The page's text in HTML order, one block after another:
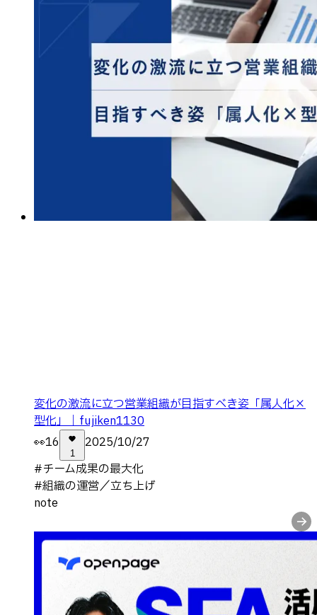
変化の激流に立つ営業組織が目指すべき姿「属人化×
型化」｜fujiken1130
👀16
1
2025/10/27
#チーム成果の最大化
#組織の運営／立ち上げ
note